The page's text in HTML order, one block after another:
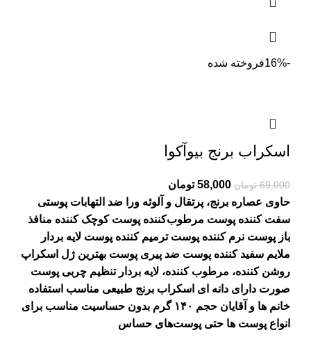
-16% فروخته شده
اسکراب برنج بیوآکوا
69,000 تومان Original
price
was:
69,000 تومان.
58,000 تومان
price
is:
58,000 تومان.
حاوی عصاره برنج، پرتقال و آلوئه ورا ضد التهابات پوستی
سفت کننده پوست مرطوب‌کننده پوست کوچک کننده منافذ
باز پوست نرم کننده پوست ترمیم کننده پوست لایه بردار
ملایم سفید کننده پوست ضد پیری پوست بهترین ژل اسکراپ
روشن کننده، مرطوب کننده، لایه بردار تنظیم چربی پوست
صورت دارای دانه ای اسکراب برنج طبیعی مناسب استفاده
خانم ها و آقایان حجم ۱۴۰ گرم بدون حساسیت مناسب برای
انواع پوست ها حتی پوست‌‌‌‌های حساس